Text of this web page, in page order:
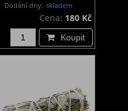
Dodání dny: skladem
Cena: 180 Kč
Koupit